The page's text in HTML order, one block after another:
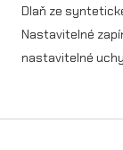
R
I
Dlaň ze
Nastavitelné
nastavitelné